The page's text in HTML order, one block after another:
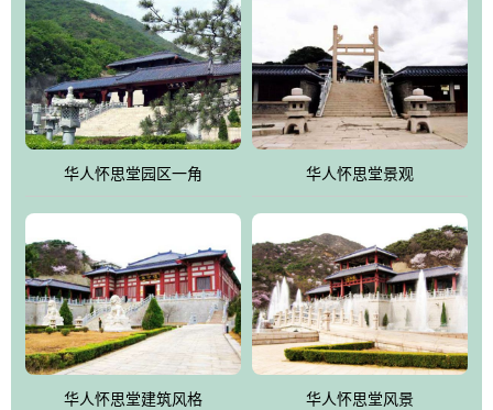
怀思堂作为豪华室内骨灰存放处，将干支纪年、五行相生相克、天
人合一、太极八卦、生辰八字及生肖等有机结合到历史文化中。一
厅七千个福位分十二小区，按十二地支命名。客户选位，可依据生
肖、八字、时辰亦可参考地理方位、职业、兴趣爱好等等。堂中是
地宫陵寝式的，入口楹联选材于著名田园诗人陶渊明"亲戚或余悲，
他人亦已歌，死后何所道，托体同山阿"中的后两句。反应了回归大
雀，后玄武"的四大吉祥物铜雕挂件。
华人怀思堂园区一角 华人怀思堂景观
华人怀思堂建筑风格 华人怀思堂风景